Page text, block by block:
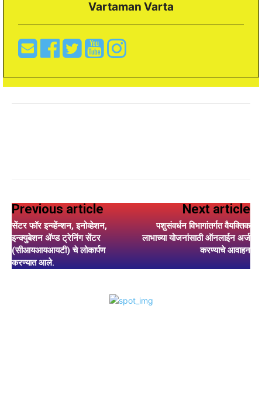
Vartaman Varta
Previous article
सेंटर फॉर इन्व्हेंन्शन, इनोव्हेशन,
इन्क्युबेशन ॲण्ड ट्रेनिंग सेंटर
(सीआयआयआयटी) चे लोकार्पण
करण्यात आले.
Next article
पशुसंवर्धन विभागांतर्गत वैयक्तिक
लाभाच्या योजनांसाठी ऑनलाईन अर्ज
करण्याचे आवाहन